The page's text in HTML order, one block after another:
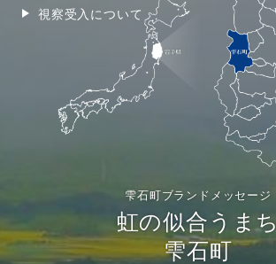
視察受入について
雫石町ブランドメッセージ
虹の似合うまち
雫石町